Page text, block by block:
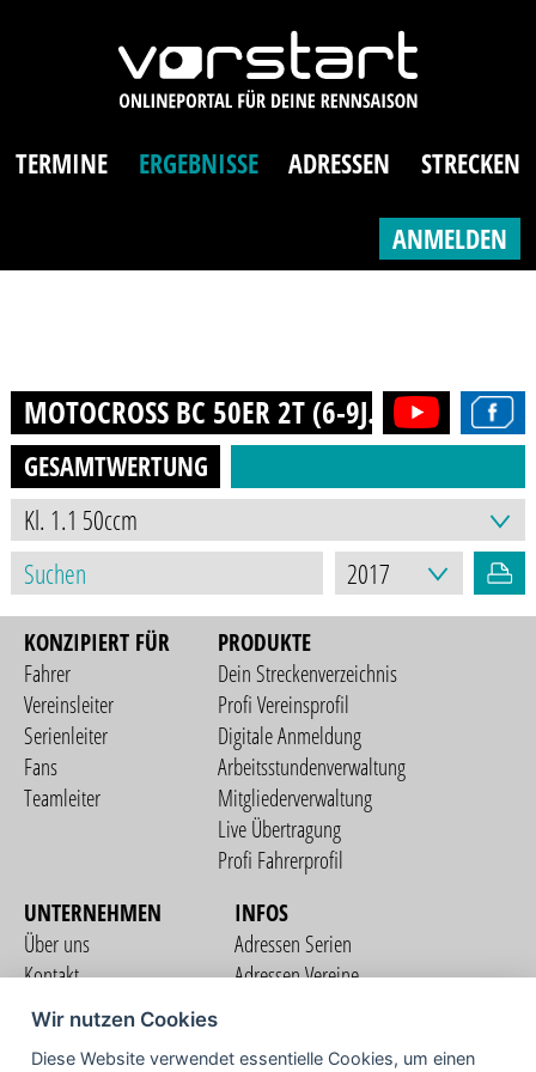
TERMINE ERGEBNISSE ADRESSEN STRECKEN
ANMELDEN
MOTOCROSS BC 50ER 2T (6-9J.) 2017
GESAMTWERTUNG
KONZIPIERT FÜR
Fahrer
Vereinsleiter
Serienleiter
Fans
Teamleiter
PRODUKTE
Dein Streckenverzeichnis
Profi Vereinsprofil
Digitale Anmeldung
Arbeitsstundenverwaltung
Mitgliederverwaltung
Live Übertragung
Profi Fahrerprofil
UNTERNEHMEN
Über uns
Kontakt
Nutzungsbedingungen
Datenschutzerklärung
INFOS
Adressen Serien
Adressen Vereine
Wir nutzen Cookies
Diese Website verwendet essentielle Cookies, um einen